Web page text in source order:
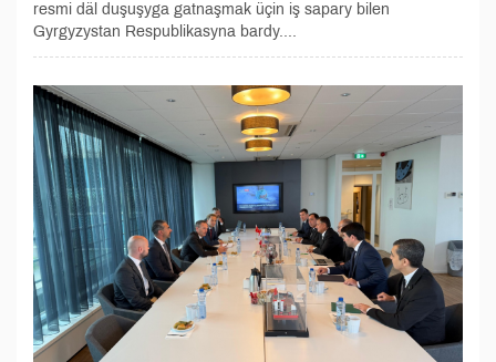
resmi däl duşuşyga gatnaşmak üçin iş sapary bilen
Gyrgyzystan Respublikasyna bardy....